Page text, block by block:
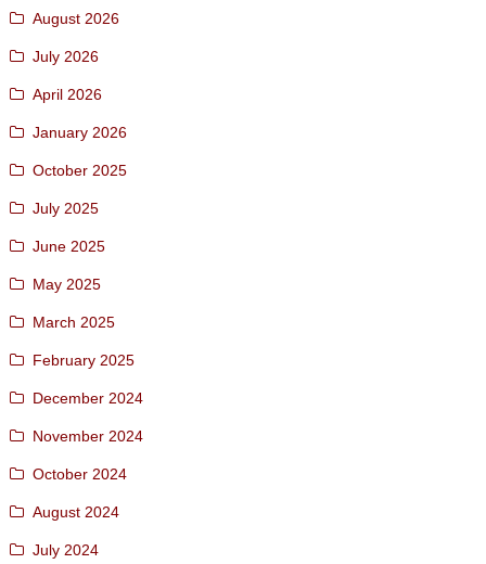
August 2026
July 2026
April 2026
January 2026
October 2025
July 2025
June 2025
May 2025
March 2025
February 2025
December 2024
November 2024
October 2024
August 2024
July 2024